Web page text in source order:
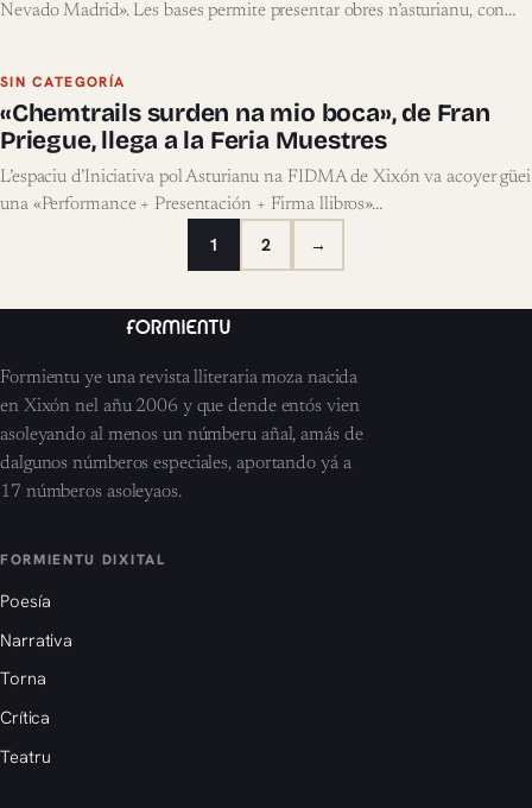
Nevado Madrid». Les bases permite presentar obres n’asturianu, con…
SIN CATEGORÍA
«Chemtrails surden na mio boca», de Fran
Priegue, llega a la Feria Muestres
L’espaciu d’Iniciativa pol Asturianu na FIDMA de Xixón va acoyer güei
una «Performance + Presentación + Firma llibros»…
1 2 →
Formientu ye una revista lliteraria moza nacida
en Xixón nel añu 2006 y que dende entós vien
asoleyando al menos un númberu añal, amás de
dalgunos númberos especiales, aportando yá a
17 númberos asoleyaos.
FORMIENTU DIXITAL
Poesía
Narrativa
Torna
Crítica
Teatru